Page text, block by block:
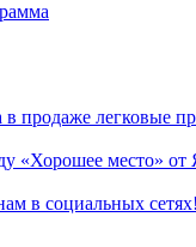
в продаже легковые
«Хорошее место» от
в социальных сетях!